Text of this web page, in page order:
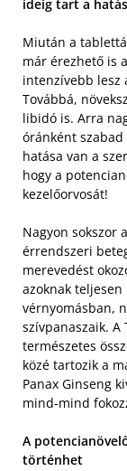
ideig tart a
Miután a
már érezhető is
intenzívebb lesz
Továbbá,
libidó is. Arra
óránként
hatása van a
hogy a
kezelőorvosát!
Nagyon sokszor
érrendszeri
merevedést
azoknak teljesen
vérnyomásban,
szívpanaszaik.
természetes
közé tartozik a
Panax Ginseng
mind-mind
A
történhet